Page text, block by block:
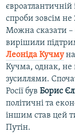
євроатлантичній
спроби зовсім
Можна сказати –
вирішили
Леоніда Кучмуна
Кучма, однак, не
зусиллями.
Росії був Борис
політичні та
іншим став цей
Путін.